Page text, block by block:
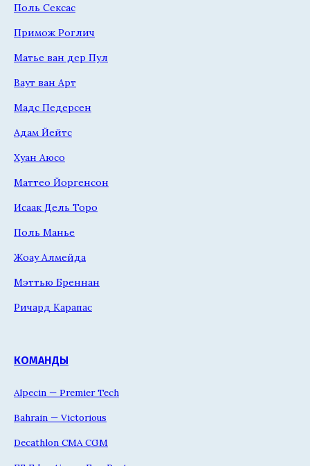
Поль Сексас
Примож Роглич
Матье ван дер Пул
Ваут ван Арт
Мадс Педерсен
Адам Йейтс
Хуан Аюсо
Маттео Йоргенсон
Исаак Дель Торо
Поль Манье
Жоау Алмейда
Мэттью Бреннан
Ричард Карапас
КОМАНДЫ
Alpecin — Premier Tech
Bahrain — Victorious
Decathlon CMA CGM